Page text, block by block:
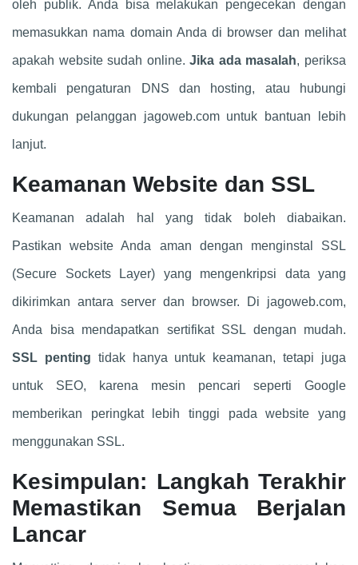
oleh publik. Anda bisa melakukan pengecekan dengan
memasukkan nama domain Anda di browser dan melihat
apakah website sudah online.Jika ada masalah, periksa
kembali pengaturan DNS dan hosting, atau hubungi
dukungan pelanggan jagoweb.com untuk bantuan lebih
lanjut.
Keamanan Website dan SSL
Keamanan adalah hal yang tidak boleh diabaikan.
Pastikan website Anda aman dengan menginstal SSL
(Secure Sockets Layer) yang mengenkripsi data yang
dikirimkan antara server dan browser. Di jagoweb.com,
Anda bisa mendapatkan sertifikat SSL dengan mudah.
SSL penting tidak hanya untuk keamanan, tetapi juga
untuk SEO, karena mesin pencari seperti Google
memberikan peringkat lebih tinggi pada website yang
menggunakan SSL.
Kesimpulan: Langkah Terakhir
Memastikan Semua Berjalan
Lancar